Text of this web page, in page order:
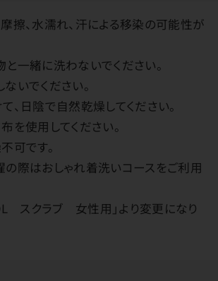
擦、水濡れ、汗による移染の可能性が
一緒に洗わないでください。
いでください。
、日陰で自然乾燥してください。
を使用してください。
可です。
際はおしゃれ着洗いコースをご利用
スクラブ 女性用」より変更になり